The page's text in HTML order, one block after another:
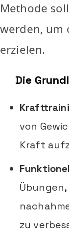
Methode
werden, um
erzielen.
Die
von
Kraft
zu